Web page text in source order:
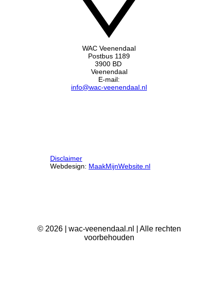
WAC Veenendaal
Postbus 1189
3900 BD
Veenendaal
E-mail:
info@wac-veenendaal.nl
Disclaimer
Webdesign: MaakMijnWebsite.nl
© 2026| wac-veenendaal.nl | Alle rechten
voorbehouden